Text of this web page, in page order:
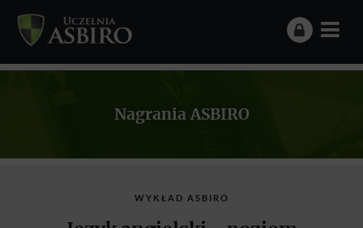
Nagrania ASBIRO
WYKŁAD ASBIRO